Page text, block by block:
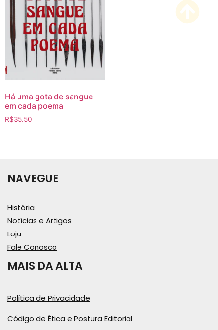
Há uma gota de sangue
em cada poema
R$35.50
NAVEGUE
História
Notícias e Artigos
Loja
Fale Conosco
MAIS DA ALTA
Política de Privacidade
Código de Ética e Postura Editorial